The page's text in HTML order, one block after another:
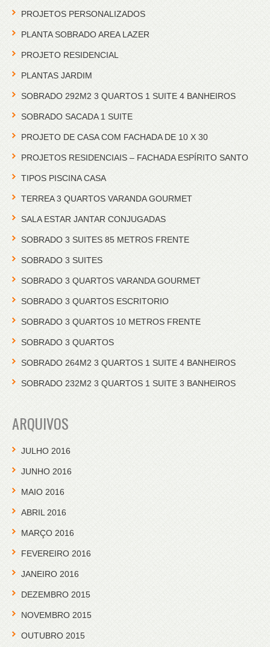
PROJETOS PERSONALIZADOS
PLANTA SOBRADO AREA LAZER
PROJETO RESIDENCIAL
PLANTAS JARDIM
SOBRADO 292M2 3 QUARTOS 1 SUITE 4 BANHEIROS
SOBRADO SACADA 1 SUITE
PROJETO DE CASA COM FACHADA DE 10 X 30
PROJETOS RESIDENCIAIS – FACHADA ESPÍRITO SANTO
TIPOS PISCINA CASA
TERREA 3 QUARTOS VARANDA GOURMET
SALA ESTAR JANTAR CONJUGADAS
SOBRADO 3 SUITES 85 METROS FRENTE
SOBRADO 3 SUITES
SOBRADO 3 QUARTOS VARANDA GOURMET
SOBRADO 3 QUARTOS ESCRITORIO
SOBRADO 3 QUARTOS 10 METROS FRENTE
SOBRADO 3 QUARTOS
SOBRADO 264M2 3 QUARTOS 1 SUITE 4 BANHEIROS
SOBRADO 232M2 3 QUARTOS 1 SUITE 3 BANHEIROS
ARQUIVOS
JULHO 2016
JUNHO 2016
MAIO 2016
ABRIL 2016
MARÇO 2016
FEVEREIRO 2016
JANEIRO 2016
DEZEMBRO 2015
NOVEMBRO 2015
OUTUBRO 2015